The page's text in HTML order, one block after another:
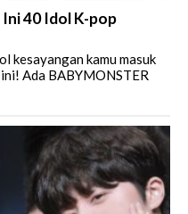
Ini 40 Idol K-pop
kesayangan kamu masuk
Ada BABYMONSTER